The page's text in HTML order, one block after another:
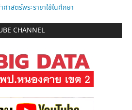
ศาสตร์พระราชาใช้ในศึกษา
CHANNEL